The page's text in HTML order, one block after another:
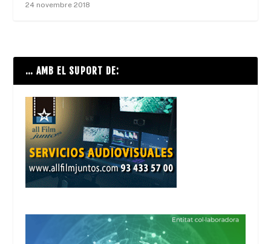
24 novembre 2018
… AMB EL SUPORT DE: